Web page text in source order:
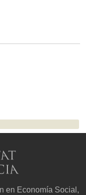
en Economía Social,